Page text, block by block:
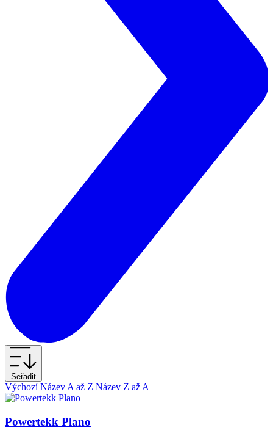
Seřadit
Výchozí Název A až Z Název Z až A
Powertekk Plano